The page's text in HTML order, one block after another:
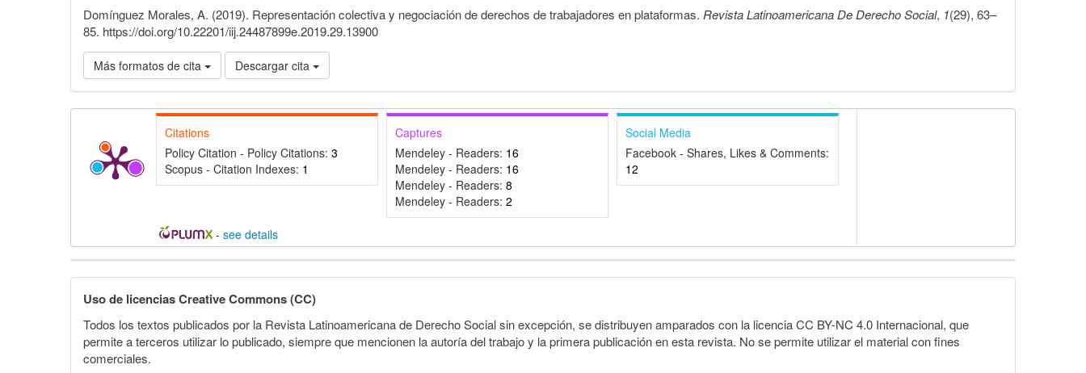
Domínguez Morales, A. (2019). Representación colectiva y negociación de derechos de trabajadores en plataformas. Revista Latinoamericana De Derecho Social, 1(29), 63–
85. https://doi.org/10.22201/iij.24487899e.2019.29.13900
Más formatos de cita Descargar cita
Citations
Policy Citation - Policy Citations: 3
Scopus - Citation Indexes: 1
Captures
Mendeley - Readers: 16
Mendeley - Readers: 16
Mendeley - Readers: 8
Mendeley - Readers: 2
Social Media
Facebook - Shares, Likes & Comments:
12
- see details
Detalles
del
artículo
Uso de licencias Creative Commons (CC)
Todos los textos publicados por la Revista Latinoamericana de Derecho Social sin excepción, se distribuyen amparados con la licencia CC BY-NC 4.0 Internacional, que
permite a terceros utilizar lo publicado, siempre que mencionen la autoría del trabajo y la primera publicación en esta revista. No se permite utilizar el material con fines
comerciales.